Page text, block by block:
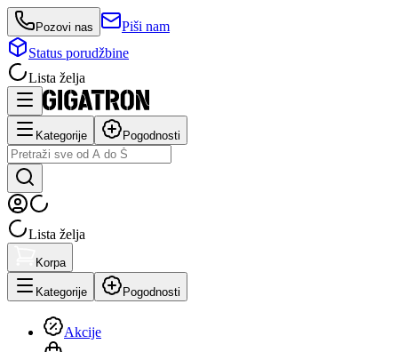
Pozovi nas
Piši nam
Status porudžbine
Lista želja
Kategorije Pogodnosti
Lista želja
Korpa
Kategorije Pogodnosti
Akcije